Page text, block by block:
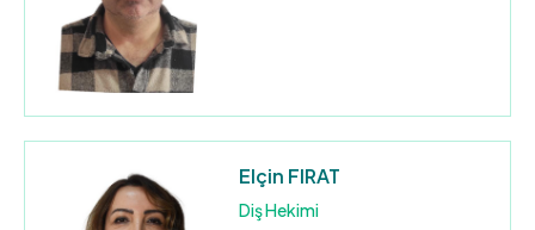
Elçin FIRAT
Diş Hekimi